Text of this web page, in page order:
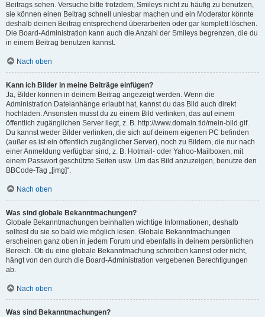
Beitrags sehen. Versuche bitte trotzdem, Smileys nicht zu häufig zu benutzen,
sie können einen Beitrag schnell unlesbar machen und ein Moderator könnte
deshalb deinen Beitrag entsprechend überarbeiten oder gar komplett löschen.
Die Board-Administration kann auch die Anzahl der Smileys begrenzen, die du
in einem Beitrag benutzen kannst.
Nach oben
Kann ich Bilder in meine Beiträge einfügen?
Ja, Bilder können in deinem Beitrag angezeigt werden. Wenn die
Administration Dateianhänge erlaubt hat, kannst du das Bild auch direkt
hochladen. Ansonsten musst du zu einem Bild verlinken, das auf einem
öffentlich zugänglichen Server liegt, z. B. http://www.domain.tld/mein-bild.gif.
Du kannst weder Bilder verlinken, die sich auf deinem eigenen PC befinden
(außer es ist ein öffentlich zugänglicher Server), noch zu Bildern, die nur nach
einer Anmeldung verfügbar sind, z. B. Hotmail- oder Yahoo-Mailboxen, mit
einem Passwort geschützte Seiten usw. Um das Bild anzuzeigen, benutze den
BBCode-Tag „[img]“.
Nach oben
Was sind globale Bekanntmachungen?
Globale Bekanntmachungen beinhalten wichtige Informationen, deshalb
solltest du sie so bald wie möglich lesen. Globale Bekanntmachungen
erscheinen ganz oben in jedem Forum und ebenfalls in deinem persönlichen
Bereich. Ob du eine globale Bekanntmachung schreiben kannst oder nicht,
hängt von den durch die Board-Administration vergebenen Berechtigungen
ab.
Nach oben
Was sind Bekanntmachungen?